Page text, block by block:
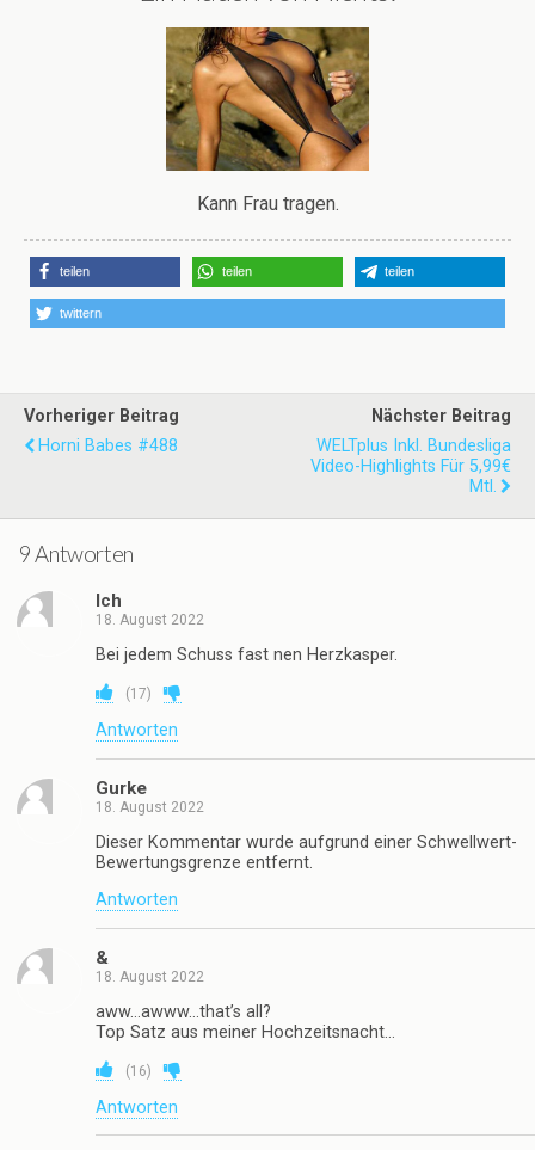
Kann Frau tragen.
teilen teilen teilen
twittern
Vorheriger Beitrag
Horni Babes #488
Nächster Beitrag
WELTplus Inkl. Bundesliga
Video-Highlights Für 5,99€
Mtl.
9 Antworten
Ich
18. August 2022
Bei jedem Schuss fast nen Herzkasper.
(17)
Antworten
Gurke
18. August 2022
Dieser Kommentar wurde aufgrund einer Schwellwert-
Bewertungsgrenze entfernt.
Antworten
&
18. August 2022
aww…awww…that’s all?
Top Satz aus meiner Hochzeitsnacht…
(16)
Antworten